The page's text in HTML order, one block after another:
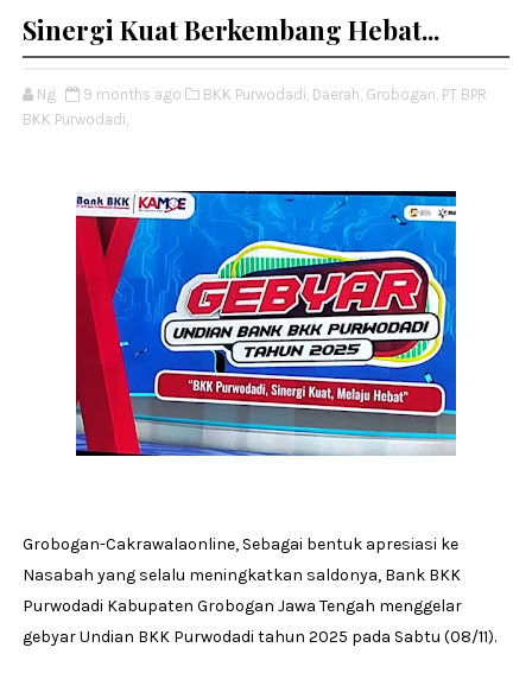
Sinergi Kuat Berkembang Hebat...
Ng 9 months ago BKK Purwodadi, Daerah, Grobogan, PT BPR
BKK Purwodadi,
Grobogan-Cakrawalaonline, Sebagai bentuk apresiasi ke
Nasabah yang selalu meningkatkan saldonya, Bank BKK
Purwodadi Kabupaten Grobogan Jawa Tengah menggelar
gebyar Undian BKK Purwodadi tahun 2025 pada Sabtu (08/11).